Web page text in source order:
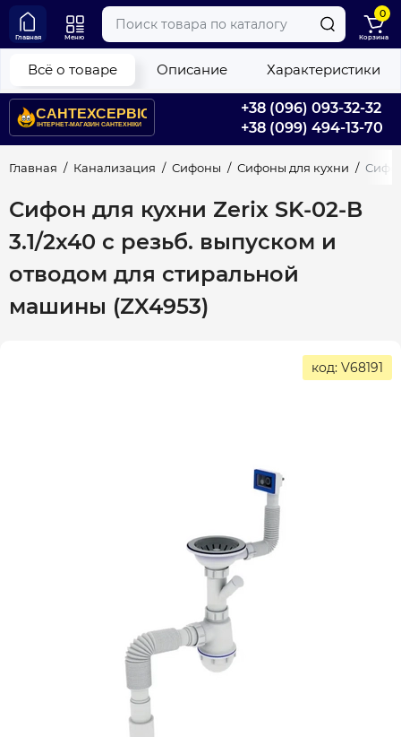
+38 (096) 093-32-32
+38 (099) 494-13-70
Главная Меню
0
Корзина
Главная Канализация Сифоны Сифоны для кухни
Сифон для кухни Zerix SK-02-B
3.1/2x40 с резьб. выпуском и
отводом для стиральной
машины (ZX4953)
Всё о товаре Описание Характеристики
код: V68191